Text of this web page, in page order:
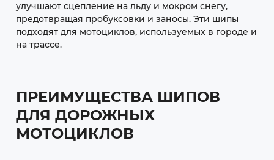
улучшают сцепление на льду и мокром снегу,
предотвращая пробуксовки и заносы. Эти шипы
подходят для мотоциклов, используемых в городе и
на трассе.
ПРЕИМУЩЕСТВА ШИПОВ
ДЛЯ ДОРОЖНЫХ
МОТОЦИКЛОВ